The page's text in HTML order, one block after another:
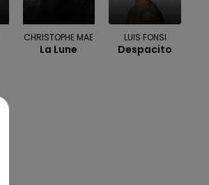
CHRISTOPHE MAE
La Lune
LUIS FONSI
Despacito